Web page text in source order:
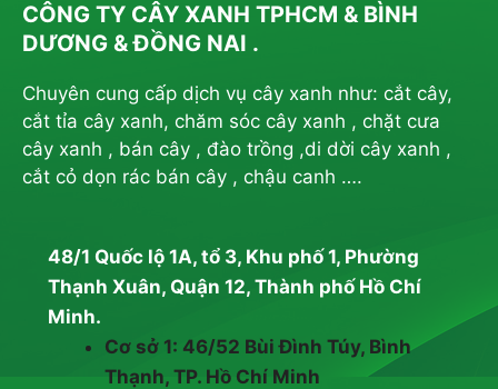
CÔNG TY CÂY XANH TPHCM & BÌNH
DƯƠNG & ĐỒNG NAI .
Chuyên cung cấp dịch vụ cây xanh như: cắt cây,
cắt tỉa cây xanh, chăm sóc cây xanh , chặt cưa
cây xanh , bán cây , đào trồng ,di dời cây xanh ,
cắt cỏ dọn rác bán cây , chậu canh ….
48/1 Quốc lộ 1A, tổ 3, Khu phố 1, Phường
Thạnh Xuân, Quận 12, Thành phố Hồ Chí
Minh.
Cơ sở 1: 46/52 Bùi Đình Túy, Bình
Thạnh, TP. Hồ Chí Minh